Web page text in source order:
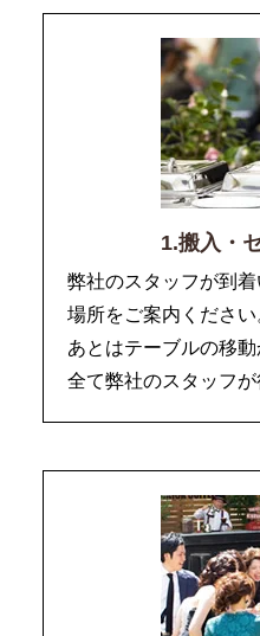
1.搬入・
弊社のスタッフが到
場所をご案内ください
あとはテーブルの移
全て弊社のスタッフが